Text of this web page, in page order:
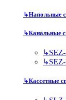
↳Напольные
↳Канальные
↳
↳
↳Кассетные